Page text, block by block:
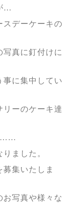
…
スデーケーキの
真に釘付けに
事に集中してい
リーのケーキ達
……
ました。
集いたしま
お写真や様々な